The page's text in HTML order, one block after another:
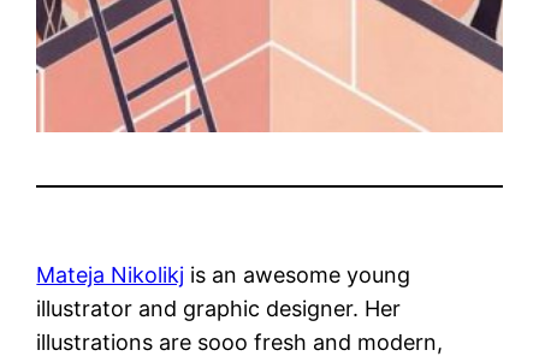
Mateja Nikolikj is an awesome young
illustrator and graphic designer. Her
illustrations are sooo fresh and modern,